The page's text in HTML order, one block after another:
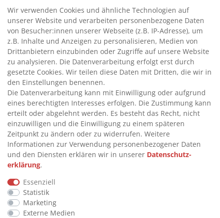
HANDPUMPEN FÜR BENZIN
>
HANDPUMPEN FÜR ÖLE
>
TANKANLAGEN
>
ADBLUE® BETANKUNG
INFORMATIONEN
>
FAQ
>
VERTRAG WIDERRUFEN
>
WIDERRUFSRECHT
>
WIDERRUFSFORMULAR
IMPRESSUM
>
DATENSCHUTZERKLÄRUNG
>
AGB
Wir verwenden Cookies und ähnliche Technologien auf
unserer Website und verarbeiten personenbezogene Daten
von Besucher:innen unserer Webseite (z.B. IP-Adresse), um
z.B. Inhalte und Anzeigen zu personalisieren, Medien von
Drittanbietern einzubinden oder Zugriffe auf unsere Website
zu analysieren. Die Datenverarbeitung erfolgt erst durch
gesetzte Cookies. Wir teilen diese Daten mit Dritten, die wir in
den Einstellungen benennen.
Die Datenverarbeitung kann mit Einwilligung oder aufgrund
eines berechtigten Interesses erfolgen. Die Zustimmung kann
erteilt oder abgelehnt werden. Es besteht das Recht, nicht
einzuwilligen und die Einwilligung zu einem späteren
Zeitpunkt zu ändern oder zu widerrufen. Weitere
Informationen zur Verwendung personenbezogener Daten
und den Diensten erklären wir in unserer Daten­schutz­
erklärung.
Essenziell
Statistik
Marketing
Externe Medien